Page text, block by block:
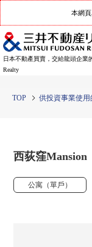
本網
日本不動產買賣，交給龍頭企業
Realty
TOP 供投資事業使
西荻窪Mansion
公寓（單戶）